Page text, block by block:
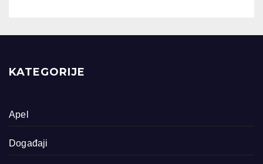
KATEGORIJE
Apel
Događaji